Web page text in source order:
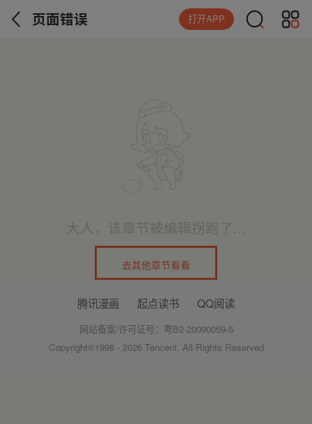
页面错误 打开APP
大人，该章节被编辑拐跑了...
去其他章节看看
腾讯漫画 起点读书 QQ阅读
网站备案/许可证号：粤B2-20090059-5
Copyright©1998 - 2026 Tencent. All Rights Reserved